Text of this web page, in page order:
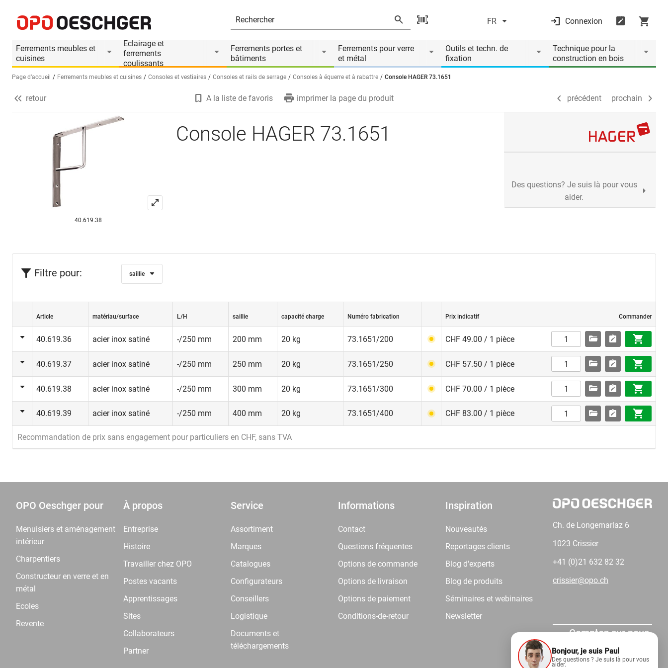
FR Connexion
Ferrements meubles et
cuisines
Eclairage et
ferrements
coulissants
Ferrements portes et
bâtiments
Ferrements pour verre
et métal
Outils et techn. de
fixation
Technique pour la
construction en bois
Sélectionnez une langue (FR)
Page d’accueil Ferrements meubles et cuisines Consoles et vestiaires Consoles et rails de serrage Consoles à équerre et à rabattre Console HAGER 73.1651
Informations produit
précédent prochain
retour A la liste de favoris imprimer la page du produit précédent prochain
40.619.38
Console HAGER 73.1651
Des questions? Je suis là pour vous
aider.
Filtre pour: saillie
Article matériau/surface L/H saillie capacité charge Numéro fabrication Prix indicatif Commander
40.619.36 acier inox satiné -/250 mm 200 mm 20 kg 73.1651/200 CHF 49.00 / 1 pièce
40.619.37 acier inox satiné -/250 mm 250 mm 20 kg 73.1651/250 CHF 57.50 / 1 pièce
40.619.38 acier inox satiné -/250 mm 300 mm 20 kg 73.1651/300 CHF 70.00 / 1 pièce
40.619.39 acier inox satiné -/250 mm 400 mm 20 kg 73.1651/400 CHF 83.00 / 1 pièce
Recommandation de prix sans engagement pour particuliers en CHF, sans TVA
OPO Oeschger pour
Menuisiers et aménagement
intérieur
Charpentiers
Constructeur en verre et en
métal
Ecoles
Revente
À propos
Entreprise
Histoire
Travailler chez OPO
Postes vacants
Apprentissages
Sites
Collaborateurs
Partner
Service
Assortiment
Marques
Catalogues
Configurateurs
Conseillers
Logistique
Documents et
téléchargements
Informations
Contact
Questions fréquentes
Options de commande
Options de livraison
Options de paiement
Conditions-de-retour
Inspiration
Nouveautés
Reportages clients
Blog d'experts
Blog de produits
Séminaires et webinaires
Newsletter
Ch. de Longemarlaz 6
1023 Crissier
+41 (0)21 632 82 32
crissier@opo.ch
Comptez sur nous.
Bonjour, je suis Paul
Des questions ? Je suis là pour vous
aider.